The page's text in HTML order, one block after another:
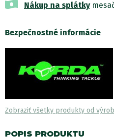
Nákup na splátky
Bezpečnostné informácie
Zobraziť všetky produkty od
POPIS PRODUKTU